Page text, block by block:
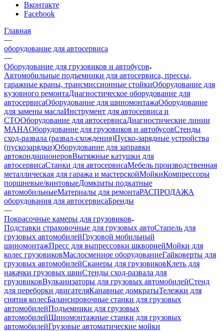
Вконтакте
Facebook
Главная
—
оборудование для автосервиса
—
Оборудование для грузовиков и автобусов
Автомобильные подъемники для автосервиса, прессы,
гаражные краны, трансмиссионные стойкиОборудование для
кузовного ремонтаДиагностическое оборудование для
автосервисаОборудование для шиномонтажаОборудование
для замены маслаИнструмент для автосервиса и
СТООборудование для автосервисаДиагностические линии
MAHAОборудование для грузовиков и автобусовСтенды
сход-развала (развал-схождения)Пуско-зарядные устройства
(пускозарядки)Оборудование для заправки
автокондиционеровВытяжные катушки для
автосервисаСтанки для автосервисаМебель производственная
металлическая для гаража и мастерскойМойкиКомпрессоры
поршневые/винтовыеДомкраты подкатные
автомобильныеМатериалы для ремонтаРАСПРОДАЖА
оборудования для автосервисаБренды
—
Покрасочные камеры для грузовиков
Подставки страховочные для грузовых автоСтапель для
грузовых автомобилейГрузовой мобильный
шиномонтажПресс для выпрессовки шкворнейМойки для
колес грузовиковМаслосменное оборудованиеГайковерты для
грузовых автомобилейСканеры для грузовиковКлеть для
накачки грузовых шинСтенды сход-развала для
грузовиковВулканизаторы для грузовых автомобилейСтенд
для переборки двигателяКанавные домкратыТележки для
снятия колесБалансировочные станки для грузовых
автомобилейПодъемники для грузовых
автомобилейШиномонтажные станки для грузовых
автомобилейГрузовые автоматические мойки